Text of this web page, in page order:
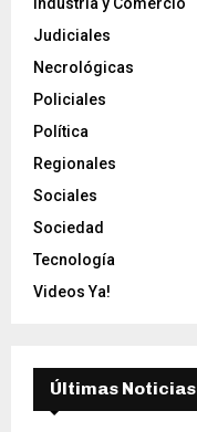
Judiciales
Necrológicas
Policiales
Política
Regionales
Sociales
Sociedad
Tecnología
Videos Ya!
Últimas Noticias